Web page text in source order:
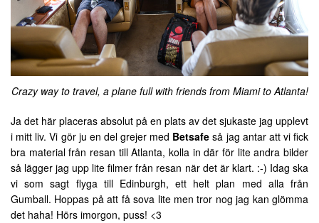
Crazy way to travel, a plane full with friends from Miami to Atlanta!
Ja det här placeras absolut på en plats av det sjukaste jag upplevt
i mitt liv. Vi gör ju en del grejer med Betsafe så jag antar att vi fick
bra material från resan till Atlanta, kolla in där för lite andra bilder
så lägger jag upp lite filmer från resan när det är klart. :-) Idag ska
vi som sagt flyga till Edinburgh, ett helt plan med alla från
Gumball. Hoppas på att få sova lite men tror nog jag kan glömma
det haha! Hörs imorgon, puss! <3